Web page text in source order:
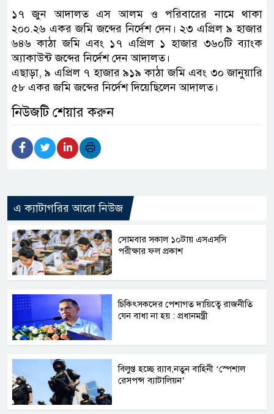
১৭ জুন আদালত এস আলম ও পরিবারের নামে থাকা
২০০.২৬ একর জমি জব্দের নির্দেশ দেন। ২৩ এপ্রিল ৯ হাজার
৬৪৬ কাঠা জমি এবং ১৭ এপ্রিল ১ হাজার ৩৬০টি ব্যাংক
অ্যাকাউন্ট জব্দের নির্দেশ দেন আদালত।
এছাড়া, ৯ এপ্রিল ৭ হাজার ৯১৯ কাঠা জমি এবং ৩০ জানুয়ারি
৫৮ একর জমি জব্দের নির্দেশ দিয়েছিলেন আদালত।
নিউজটি শেয়ার করুন
এ ক্যাটাগরির আরো নিউজ
সোমবার সকাল ১০টায় এসএসসি
পরীক্ষার ফল প্রকাশ
চিকিৎসকদের পেশাগত দায়িত্বে রাজনীতি
যেন বাধা না হয় : প্রধানমন্ত্রী
বিলুপ্ত হচ্ছে র‍্যাব,নতুন বাহিনী ‘স্পেশাল
রেসপন্স ব্যাটালিয়ন’